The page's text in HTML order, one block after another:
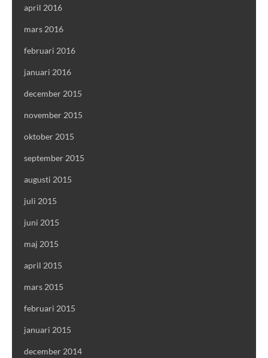
april 2016
mars 2016
februari 2016
januari 2016
december 2015
november 2015
oktober 2015
september 2015
augusti 2015
juli 2015
juni 2015
maj 2015
april 2015
mars 2015
februari 2015
januari 2015
december 2014